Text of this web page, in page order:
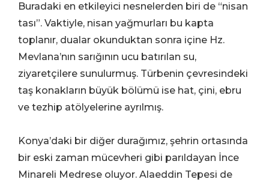
Buradaki en etkileyici nesnelerden biri de “nisan
tası”. Vaktiyle, nisan yağmurları bu kapta
toplanır, dualar okunduktan sonra içine Hz.
Mevlana’nın sarığının ucu batırılan su,
ziyaretçilere sunulurmuş. Türbenin çevresindeki
taş konakların büyük bölümü ise hat, çini, ebru
ve tezhip atölyelerine ayrılmış.
Konya’daki bir diğer durağımız, şehrin ortasında
bir eski zaman mücevheri gibi parıldayan İnce
Minareli Medrese oluyor. Alaeddin Tepesi de